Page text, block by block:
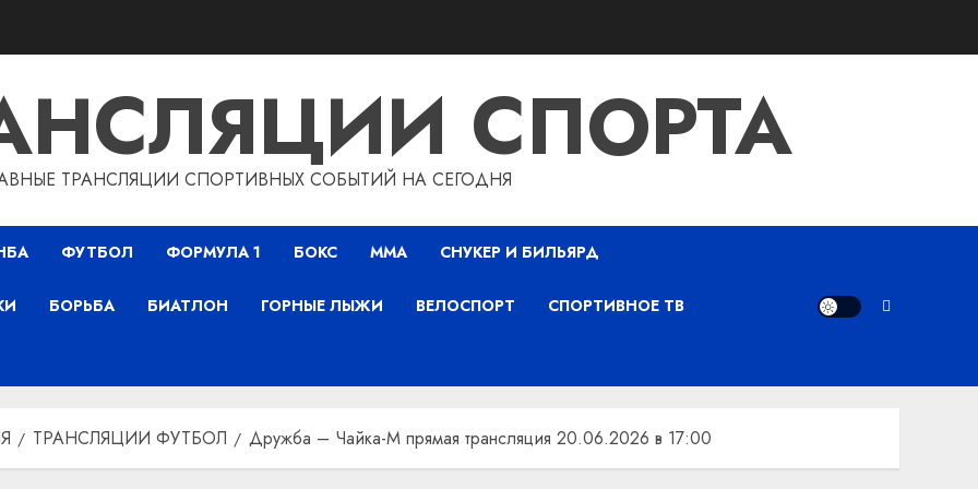
СПОРТА
ТРАНСЛЯЦИИ СПОРТИВНЫХ СОБЫТИЙ НА СЕГОДНЯ
ФУТБОЛ ФОРМУЛА 1 БОКС ММА СНУКЕР И БИЛЬЯРД
БОРЬБА БИАТЛОН ГОРНЫЕ ЛЫЖИ ВЕЛОСПОРТ СПОРТИВНОЕ ТВ
ТРАНСЛЯЦИИ ФУТБОЛ Дружба – Чайка-М прямая трансляция 20.06.2026 в 17:00